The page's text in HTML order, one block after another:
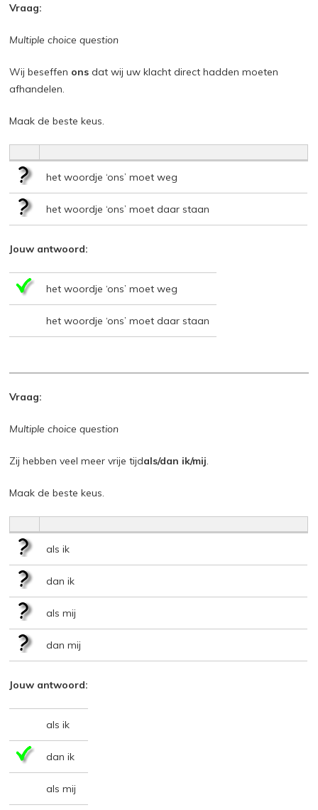
Vraag:
Multiple choice question
Wij beseffen ons dat wij uw klacht direct hadden moeten
afhandelen.
Maak de beste keus.
het woordje ‘ons’ moet weg
het woordje ‘ons’ moet daar staan
Jouw antwoord:
het woordje ‘ons’ moet weg
het woordje ‘ons’ moet daar staan
Vraag:
Multiple choice question
Zij hebben veel meer vrije tijdals/dan ik/mij.
Maak de beste keus.
als ik
dan ik
als mij
dan mij
Jouw antwoord:
als ik
dan ik
als mij